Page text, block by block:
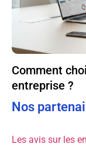
Comment
entreprise ?
Nos
Les avis sur les